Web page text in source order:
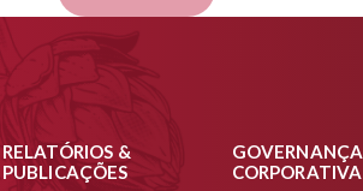
RELATÓRIOS &
PUBLICAÇÕES
GOVERNANÇA
CORPORATIVA